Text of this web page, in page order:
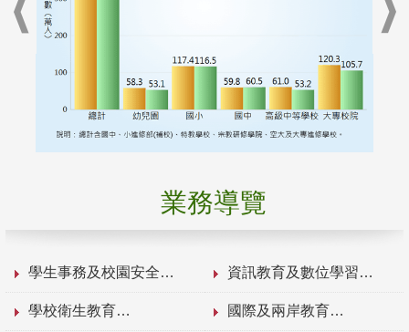
業務導覽
學生事務及校園安全 資訊教育及數位學習
學校衛生教育 國際及兩岸教育